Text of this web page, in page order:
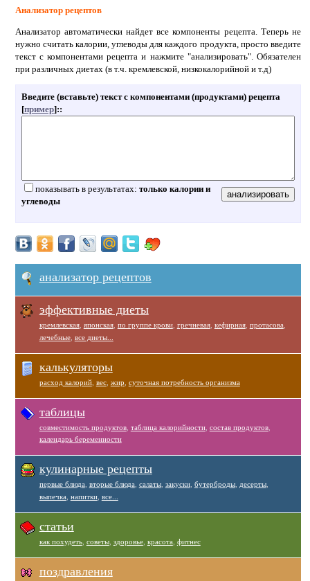
Анализатор рецептов
Анализатор автоматически найдет все компоненты рецепта. Теперь не
нужно считать калории, углеводы для каждого продукта, просто введите
текст с компонентами рецепта и нажмите "анализировать". Обязателен
при различных диетах (в т.ч. кремлевской, низкокалорийной и т.д)
Введите (вставьте) текст с компонентами (продуктами) рецепта
[пример]::
показывать в результатах: только калории и
углеводы
анализатор рецептов
эффективные диеты
кремлевская, японская, по группе крови, гречневая, кефирная, протасова
лечебные, все диеты...
калькуляторы
расход калорий, вес, жир суточная потребность организма
таблицы
совместимость продуктов, таблица калорийности, состав продуктов,
календарь беременности
кулинарные рецепты
первые блюда вторые блюда салаты, закуски, бутерброды, десерты,
выпечка напитки, все...
статьи
как похудеть, советы, здоровье, красота фитнес
поздравления